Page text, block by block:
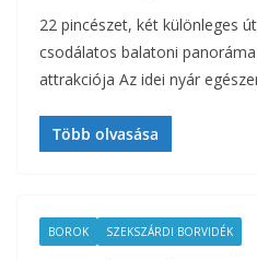
22 pincészet, két különleges
csodálatos balatoni
attrakciója Az idei nyár
Több olvasása
BOROK SZEKSZÁRDI BORVIDÉK